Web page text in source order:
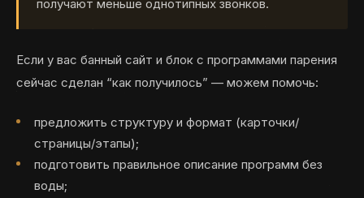
получают меньше однотипных звонков.
Если у вас банный сайт и блок с программами парения
сейчас сделан “как получилось” — можем помочь:
предложить структуру и формат (карточки/
страницы/этапы);
подготовить правильное описание программ без
воды;